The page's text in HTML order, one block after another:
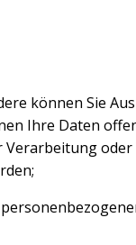
können Sie
Ihre Daten